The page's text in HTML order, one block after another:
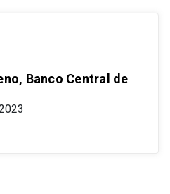
Banco Central de